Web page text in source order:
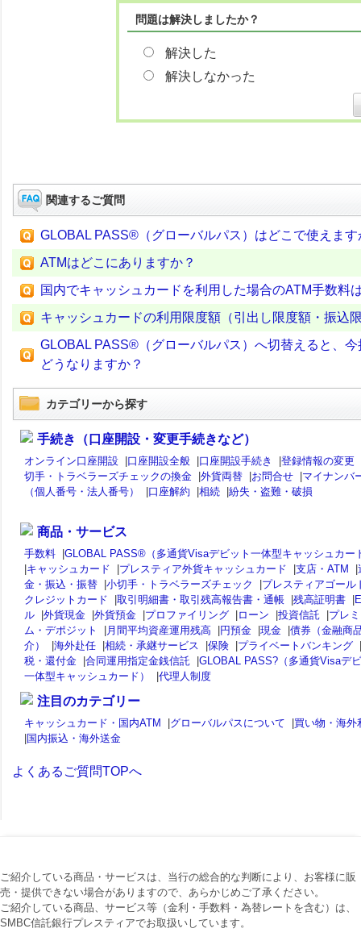
問題は解決しましたか？
解決した
解決しなかった
関連するご質問
GLOBAL PASS®（グローバルパス）はどこで使えま
ATMはどこにありますか？
国内でキャッシュカードを利用した場合のATM手数料
キャッシュカードの利用限度額（引出し限度額・振込
GLOBAL PASS®（グローバルパス）へ切替えると、
どうなりますか？
カテゴリーから探す
手続き（口座開設・変更手続きなど）
オンライン口座開設 |口座開設全般 |口座開設手続き |登録情報の変更
切手・トラベラーズチェックの換金 |外貨両替 |お問合せ |マイナンバ
（個人番号・法人番号）
|口座解約 |相続 |紛失・盗難・破損
商品・サービス
手数料 |GLOBAL PASS®（多通貨Visaデビット一体型キャッシュカー
|キャッシュカード |プレスティア外貨キャッシュカード |支店・ATM |
金・振込・振替 |小切手・トラベラーズチェック |プレスティアゴール
クレジットカード
|取引明細書・取引残高報告書・通帳 |残高証明書 |
ル |外貨現金 |外貨預金 |プロファイリング |ローン |投資信託 |プレ
ム・デポジット
| 月間平均資産運用残高 |円預金 |現金 |債券（金融商
介）
|海外赴任 |相続・承継サービス |保険 |プライベートバンキング |
税・還付金 |合同運用指定金銭信託 |GLOBAL PASS?（多通貨Visaデ
一体型キャッシュカード）
|代理人制度
注目のカテゴリー
キャッシュカード・国内ATM |グローバルパスについて |買い物・海外
|国内振込・海外送金
よくあるご質問TOPへ
ご紹介している商品・サービスは、当行の総合的な判断により、お客様に販
売・提供できない場合がありますので、あらかじめご了承ください。
ご紹介している商品、サービス等（金利・手数料・為替レートを含む）は、
SMBC信託銀行プレスティアでお取扱いしています。